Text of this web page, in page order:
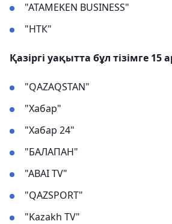
"ATAMEKEN BUSINESS"
"НТК"
Қазіргі уақытта бұл тізімге 15
"QAZAQSTAN"
"Хабар"
"Хабар 24"
"БАЛАПАН"
"ABAI TV"
"QAZSPORT"
"Kazakh TV"